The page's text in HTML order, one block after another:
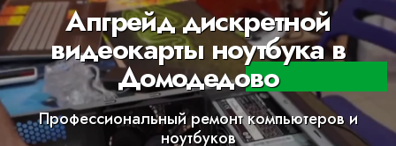
Апгрейд дискретной
видеокарты ноутбука в
Домодедово
Профессиональный ремонт компьютеров и
ноутбуков